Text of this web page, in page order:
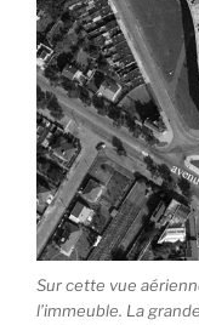
Sur cette vue
l’immeuble. La